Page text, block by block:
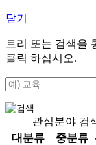
닫기
트리 또는 검색을
클릭 하십시오.
관심분야 검
대분류
중분류